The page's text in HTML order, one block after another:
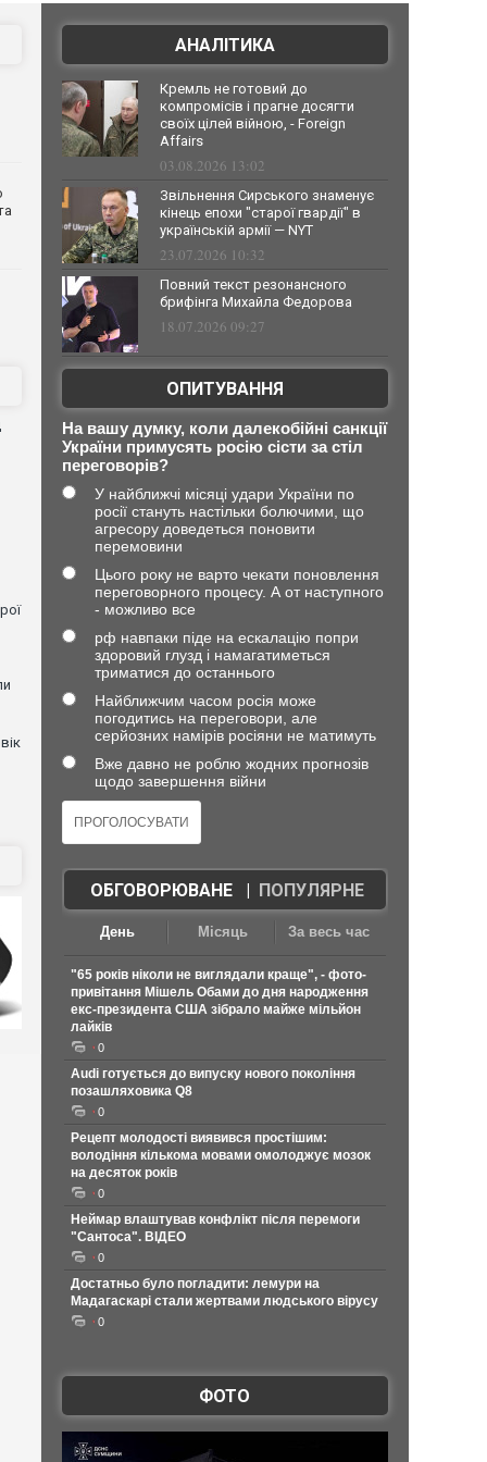
АНАЛІТИКА
Кремль не готовий до
компромісів і прагне досягти
своїх цілей війною, - Foreign
Affairs
03.08.2026 13:02
Звільнення Сирського знаменує
кінець епохи "старої гвардії" в
українській армії — NYT
23.07.2026 10:32
Повний текст резонансного
брифінга Михайла Федорова
18.07.2026 09:27
ОПИТУВАННЯ
На вашу думку, коли далекобійні санкції
України примусять росію сісти за стіл
переговорів?
У найближчі місяці удари України по
росії стануть настільки болючими, що
агресору доведеться поновити
перемовини
Цього року не варто чекати поновлення
переговорного процесу. А от наступного
- можливо все
рф навпаки піде на ескалацію попри
здоровий глузд і намагатиметься
триматися до останнього
Найближчим часом росія може
погодитись на переговори, але
серйозних намірів росіяни не матимуть
Вже давно не роблю жодних прогнозів
щодо завершення війни
ОБГОВОРЮВАНЕ| ПОПУЛЯРНЕ
День Місяць За весь час
"65 років ніколи не виглядали краще", - фото-
привітання Мішель Обами до дня народження
екс-президента США зібрало майже мільйон
лайків
0
Audi готується до випуску нового покоління
позашляховика Q8
0
Рецепт молодості виявився простішим:
володіння кількома мовами омолоджує мозок
на десяток років
0
Неймар влаштував конфлікт після перемоги
"Сантоса". ВІДЕО
0
Достатньо було погладити: лемури на
Мадагаскарі стали жертвами людського вірусу
0
ФОТО